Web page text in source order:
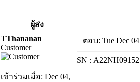
ผู้ส่ง
TThananan
Customer
เข้าร่วมเมื่อ: Dec 04,
ตอบ: Tue Dec
SN :